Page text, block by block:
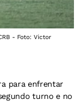
- Foto: Victor
para enfrentar
turno e no